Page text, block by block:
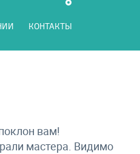
КОНТАКТЫ
вам!
мастера. Видимо